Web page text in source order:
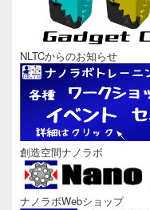
NLTCからのお知らせ
創造空間ナノラボ
ナノラボWebショップ